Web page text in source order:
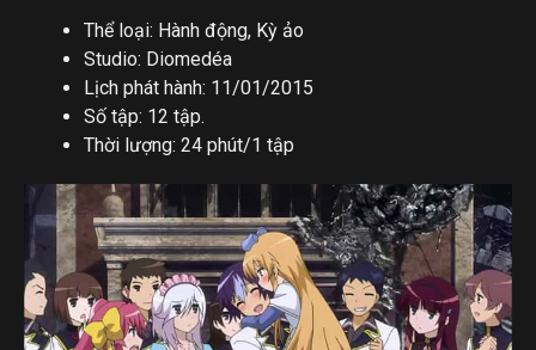
Thể loại: Hành động, Kỳ ảo
Studio: Diomedéa
Lịch phát hành: 11/01/2015
Số tập: 12 tập.
Thời lượng: 24 phút/1 tập